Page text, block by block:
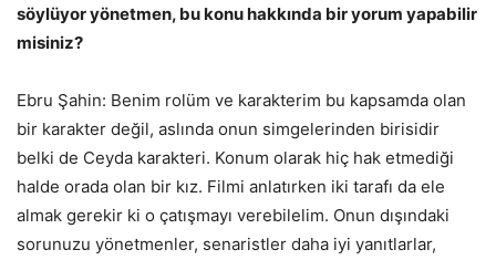
söylüyor yönetmen, bu konu hakkında bir yorum yapabilir
misiniz?
Ebru Şahin: Benim rolüm ve karakterim bu kapsamda olan
bir karakter değil, aslında onun simgelerinden birisidir
belki de Ceyda karakteri. Konum olarak hiç hak etmediği
halde orada olan bir kız. Filmi anlatırken iki tarafı da ele
almak gerekir ki o çatışmayı verebilelim. Onun dışındaki
sorunuzu yönetmenler, senaristler daha iyi yanıtlarlar,